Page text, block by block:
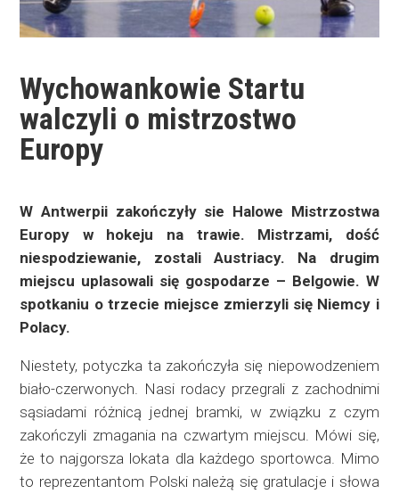
Wychowankowie Startu
walczyli o mistrzostwo
Europy
W Antwerpii zakończyły sie Halowe Mistrzostwa
Europy w hokeju na trawie. Mistrzami, dość
niespodziewanie, zostali Austriacy. Na drugim
miejscu uplasowali się gospodarze – Belgowie. W
spotkaniu o trzecie miejsce zmierzyli się Niemcy i
Polacy.
Niestety, potyczka ta zakończyła się niepowodzeniem
biało-czerwonych. Nasi rodacy przegrali z zachodnimi
sąsiadami różnicą jednej bramki, w związku z czym
zakończyli zmagania na czwartym miejscu. Mówi się,
że to najgorsza lokata dla każdego sportowca. Mimo
to reprezentantom Polski należą się gratulacje i słowa